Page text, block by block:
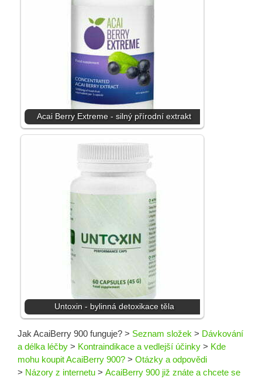
Acai Berry Extreme - silný přírodní extrakt
Untoxin - bylinná detoxikace těla
Jak AcaiBerry 900 funguje? > Seznam složek > Dávkování
a délka léčby > Kontraindikace a vedlejší účinky > Kde
mohu koupit AcaiBerry 900? > Otázky a odpovědi
> Názory z internetu > AcaiBerry 900 již znáte a chcete se